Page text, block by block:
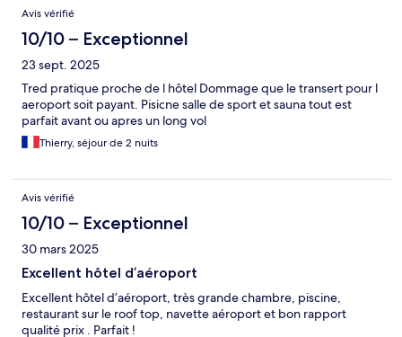
Avis vérifié
10/10 – Exceptionnel
23 sept. 2025
Tred pratique proche de l hôtel Dommage que le transert pour l
aeroport soit payant. Pisicne salle de sport et sauna tout est
parfait avant ou apres un long vol
Thierry, séjour de 2 nuits
Avis vérifié
10/10 – Exceptionnel
30 mars 2025
Excellent hôtel d’aéroport
Excellent hôtel d’aéroport, très grande chambre, piscine,
restaurant sur le roof top, navette aéroport et bon rapport
qualité prix . Parfait !